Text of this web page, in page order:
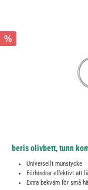
%
beris olivbett, tunn
Universellt munstycke
Förhindrar effektivt att
Extra bekväm för små